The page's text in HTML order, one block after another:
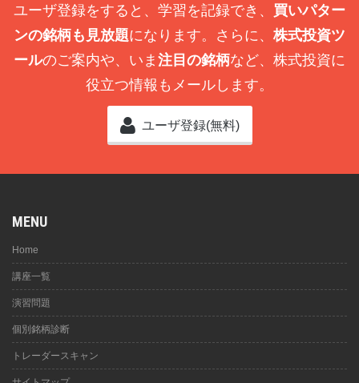
ユーザ登録をすると、学習を記録でき、 買いパター
ンの銘柄も見放題になります。さらに、 株式投資ツ
ールのご案内や、いま 注目の銘柄など、株式投資に
役立つ情報もメールします。
ユーザ登録(無料)
MENU
Home
講座一覧
演習問題
個別銘柄診断
トレーダースキャン